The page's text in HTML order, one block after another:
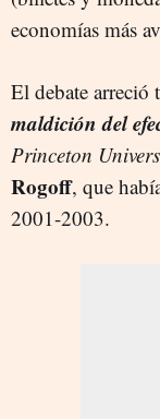
economías más
El debate
maldición del
Princeton
Rogoff, que
2001-2003.